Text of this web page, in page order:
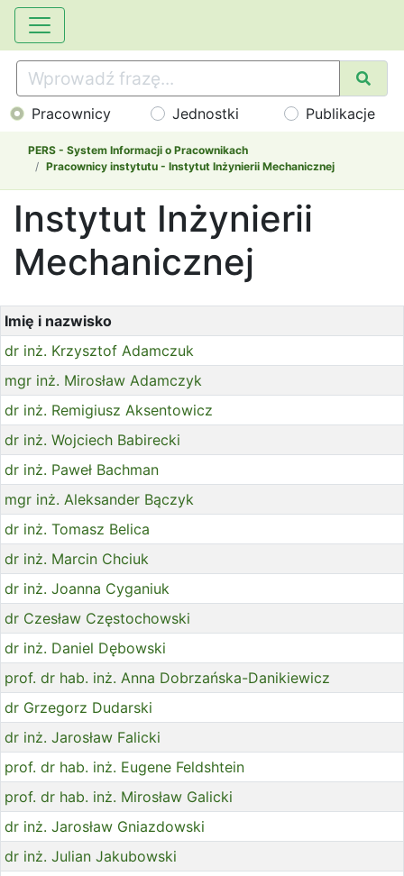
Pracownicy Jednostki Publikacje
PERS - System Informacji o Pracownikach
Pracownicy instytutu - Instytut Inżynierii Mechanicznej
Instytut Inżynierii
Mechanicznej
Imię i nazwisko
dr inż. Krzysztof Adamczuk
mgr inż. Mirosław Adamczyk
dr inż. Remigiusz Aksentowicz
dr inż. Wojciech Babirecki
dr inż. Paweł Bachman
mgr inż. Aleksander Bączyk
dr inż. Tomasz Belica
dr inż. Marcin Chciuk
dr inż. Joanna Cyganiuk
dr Czesław Częstochowski
dr inż. Daniel Dębowski
prof. dr hab. inż. Anna Dobrzańska-Danikiewicz
dr Grzegorz Dudarski
dr inż. Jarosław Falicki
prof. dr hab. inż. Eugene Feldshtein
prof. dr hab. inż. Mirosław Galicki
dr inż. Jarosław Gniazdowski
dr inż. Julian Jakubowski